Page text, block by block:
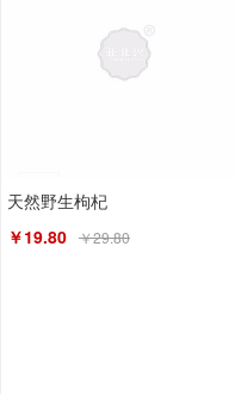
天然野生枸杞
￥19.80 ￥29.80